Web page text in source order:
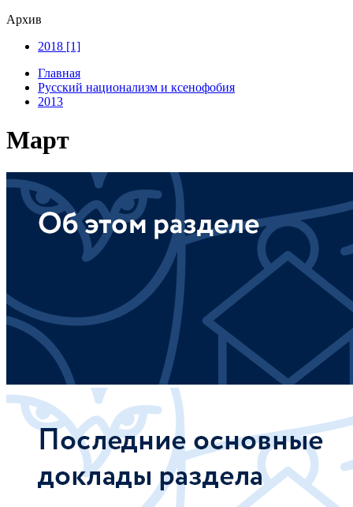
Архив
2018 [1]
Главная
Русский национализм и ксенофобия
2013
Март